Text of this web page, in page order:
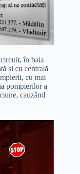
în baia
și cu centrală
cu mai
pompierilor a
cauzând